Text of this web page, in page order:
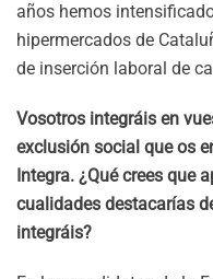
años hemos
hipermercados de
de inserción laboral de
Vosotros integráis en
exclusión social que os
Integra. ¿Qué crees que
cualidades destacarías
integráis?